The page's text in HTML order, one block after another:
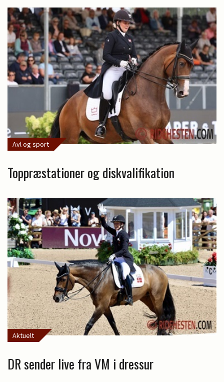
Avl og sport
Toppræstationer og diskvalifikation
Aktuelt
DR sender live fra VM i dressur